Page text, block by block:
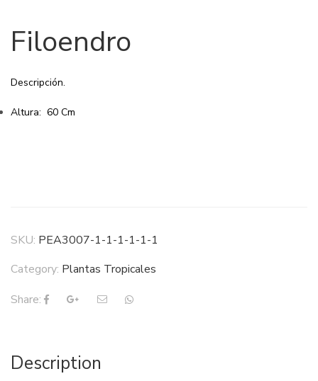
Filoendro
Descripción.
Altura: 60 Cm
SKU: PEA3007-1-1-1-1-1-1
Category: Plantas Tropicales
Share:
Description